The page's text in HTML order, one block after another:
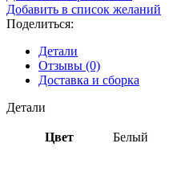
Добавить в список желаний
Поделиться:
Детали
Отзывы (0)
Доставка и сборка
Детали
Цвет Белый